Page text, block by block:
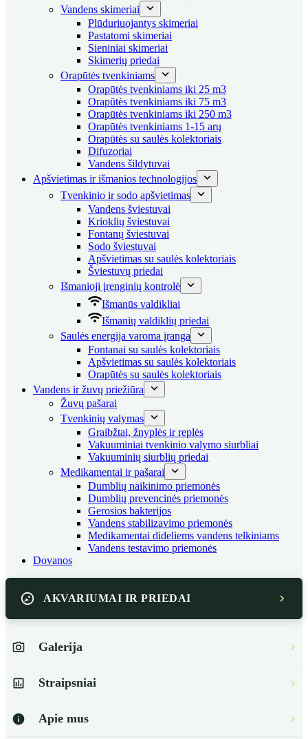
Vandens skimeriai
Plūduriuojantys skimeriai
Pastatomi skimeriai
Sieniniai skimeriai
Skimerių priedai
Orapūtės tvenkiniams
Orapūtės tvenkiniams iki 25 m3
Orapūtės tvenkiniams iki 75 m3
Orapūtės tvenkiniams iki 250 m3
Orapūtės tvenkiniams 1-15 arų
Orapūtės su saulės kolektoriais
Difuzoriai
Vandens šildytuvai
Apšvietimas ir išmanios technologijos
Tvenkinio ir sodo apšvietimas
Vandens šviestuvai
Krioklių šviestuvai
Fontanų šviestuvai
Sodo šviestuvai
Apšvietimas su saulės kolektoriais
Šviestuvų priedai
Išmanioji įrenginių kontrolė
Išmanūs valdikliai
Išmanių valdiklių priedai
Saulės energija varoma įranga
Fontanai su saulės kolektoriais
Apšvietimas su saulės kolektoriais
Orapūtės su saulės kolektoriais
Vandens ir žuvų priežiūra
Žuvų pašarai
Tvenkinių valymas
Graibžtai, žnyplės ir replės
Vakuuminiai tvenkinio valymo siurbliai
Vakuuminių siurblių priedai
Medikamentai ir pašarai
Dumblių naikinimo priemonės
Dumblių prevencinės priemonės
Gerosios bakterijos
Vandens stabilizavimo priemonės
Medikamentai dideliems vandens telkiniams
Vandens testavimo priemonės
Dovanos
AKVARIUMAI IR PRIEDAI
Galerija
Straipsniai
Apie mus